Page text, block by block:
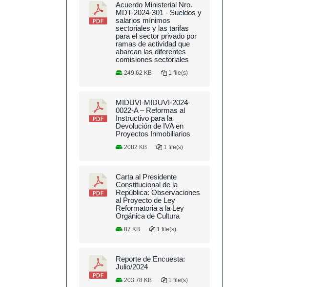
Acuerdo Ministerial Nro.
MDT-2024-301 - Sueldos y
salarios mínimos
sectoriales y las tarifas
para el sector privado por
ramas de actividad que
abarcan las diferentes
comisiones sectoriales
249.62 KB 1 file(s)
MIDUVI-MIDUVI-2024-
0022-A – Reformas al
Instructivo para la
Devolución de IVA en
Proyectos Inmobiliarios
2082 KB 1 file(s)
Carta al Presidente
Constitucional de la
República: Observaciones
al Proyecto de Ley
Reformatoria a la Ley
Orgánica de Cultura
87 KB 1 file(s)
Reporte de Encuesta:
Julio/2024
203.78 KB 1 file(s)